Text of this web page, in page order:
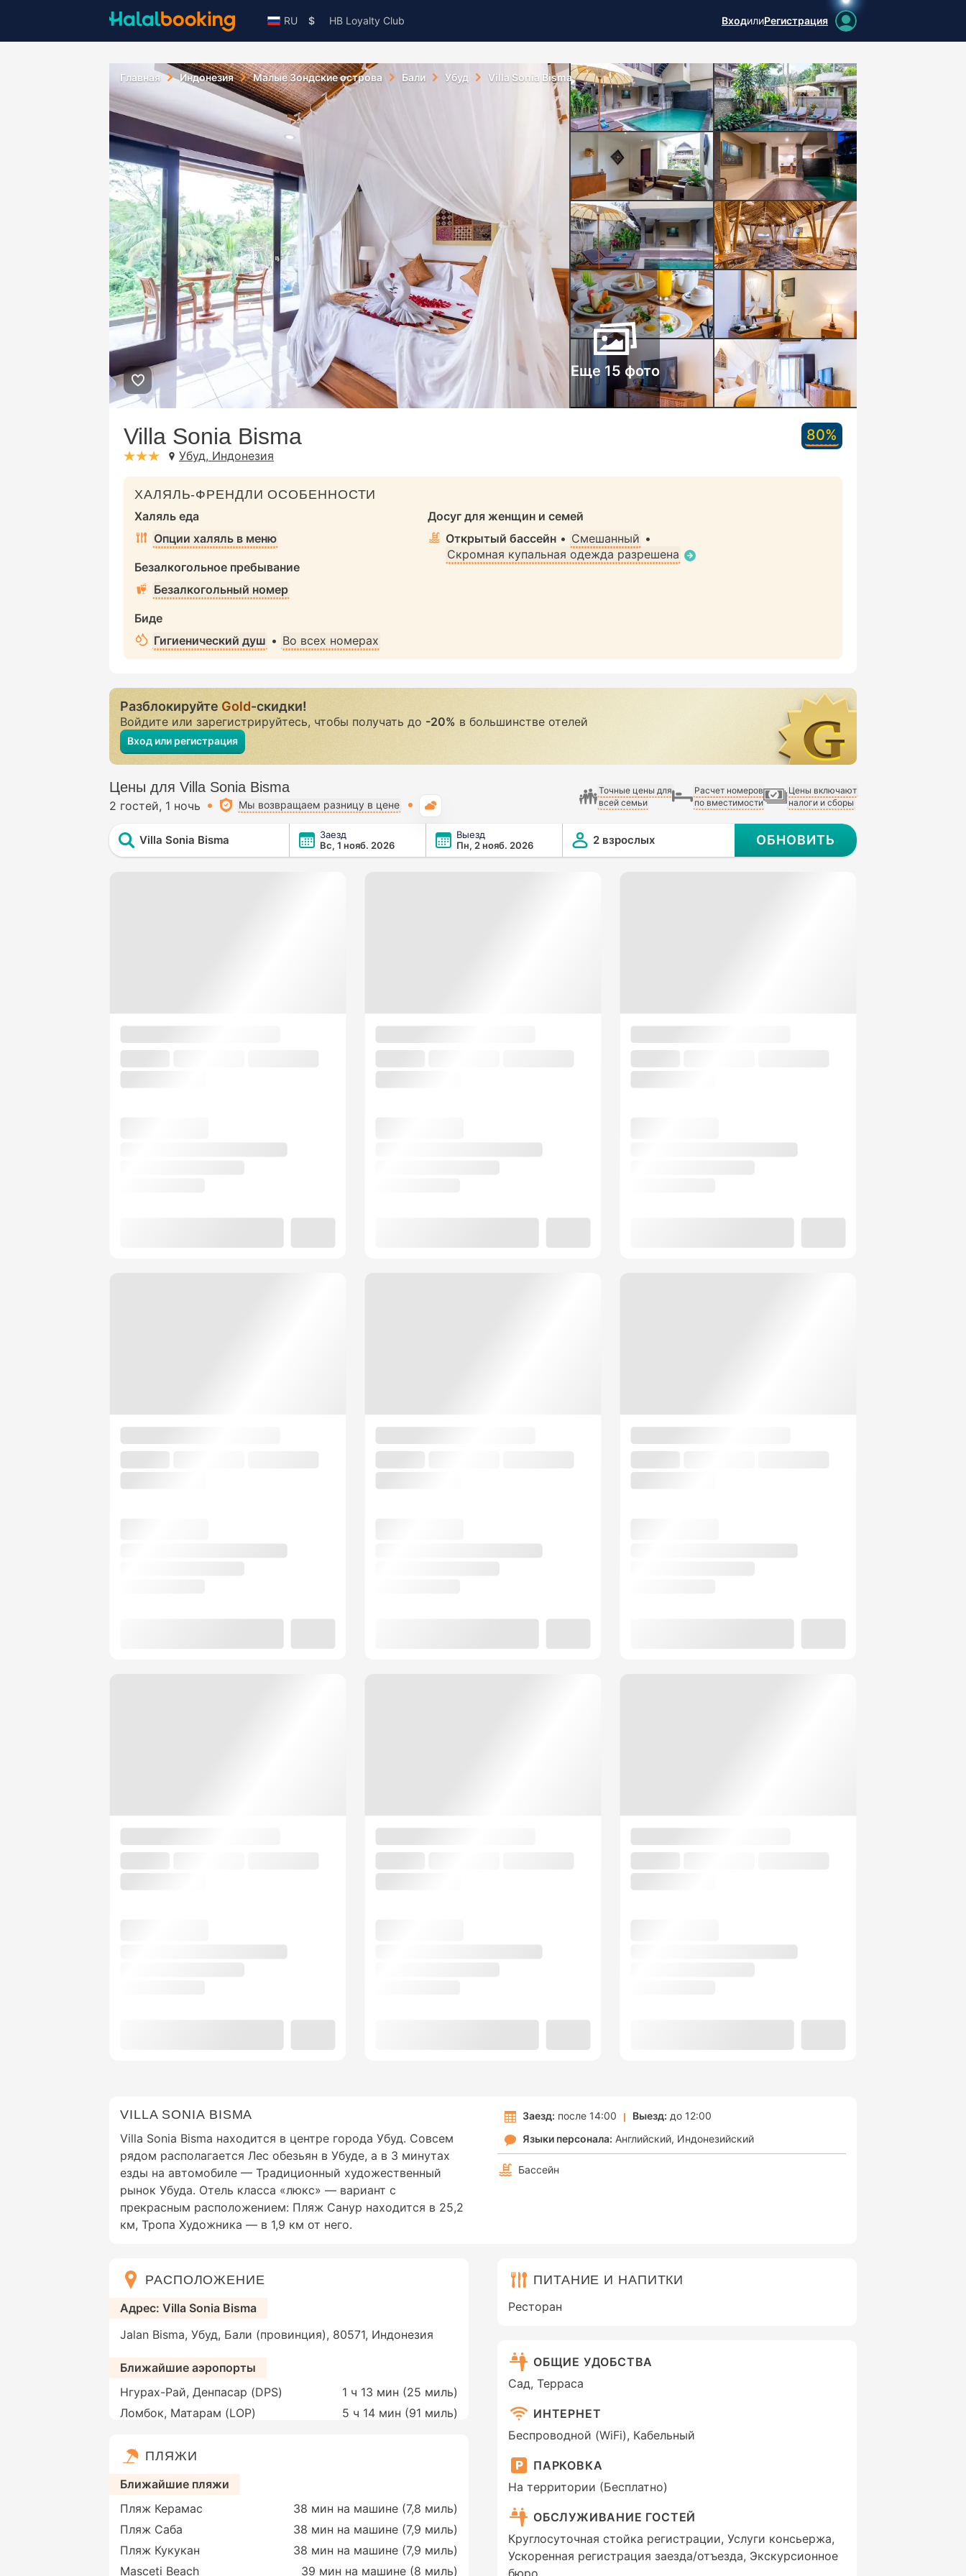
RU $ HB Loyalty Club ВходилиРегистрация
Главная Индонезия Малые Зондские острова Бали Убуд Villa Sonia Bisma
Еще 15 фото
Villa Sonia Bisma
stars: 3
Убуд, Индонезия
80%
ХАЛЯЛЬ-ФРЕНДЛИ ОСОБЕННОСТИ
Халяль еда
Опции халяль в меню
Безалкогольное пребывание
Безалкогольный номер
Биде
Гигиенический душ • Во всех номерах
Досуг для женщин и семей
Открытый бассейн • Смешанный •
Скромная купальная одежда разрешена
Разблокируйте Gold-скидки!
Войдите или зарегистрируйтесь, чтобы получать до-20%в большинстве отелей
Вход или регистрация
Цены для Villa Sonia Bisma
2 гостей 1 ночь Мы возвращаем разницу в цене
Точные цены для
всей семьи
Расчет номеров
по вместимости
Цены включают
налоги и сборы
Villa Sonia Bisma
Заезд
Вс, 1 нояб. 2026
Выезд
Пн, 2 нояб. 2026
2 взрослых ОБНОВИТЬ
VILLA SONIA BISMA
Villa Sonia Bisma находится в центре города Убуд. Совсем
рядом располагается Лес обезьян в Убуде, а в 3 минутах
езды на автомобиле — Традиционный художественный
рынок Убуда. Отель класса «люкс» — вариант с
прекрасным расположением: Пляж Санур находится в 25,2
км, Тропа Художника — в 1,9 км от него.
Заезд: после 14:00 Выезд: до 12:00
Языки персонала: Английский Индонезийский
Бассейн
РАСПОЛОЖЕНИЕ
Адрес: Villa Sonia Bisma
Jalan Bisma, Убуд, Бали (провинция), 80571, Индонезия
Ближайшие аэропорты
Нгурах-Рай, Денпасар (DPS)
1 ч 13 мин (25 миль)
Ломбок, Матарам (LOP)
5 ч 14 мин (91 миль)
ПЛЯЖИ
Ближайшие пляжи
Пляж Керамас
38 мин на машине (7,8 миль)
Пляж Саба
38 мин на машине (7,9 миль)
Пляж Кукукан
38 мин на машине (7,9 миль)
Masceti Beach
39 мин на машине (8 миль)
ПИТАНИЕ И НАПИТКИ
Ресторан
ОБЩИЕ УДОБСТВА
Сад, Терраса
ИНТЕРНЕТ
Беспроводной (WiFi), Кабельный
ПАРКОВКА
На территории (Бесплатно)
ОБСЛУЖИВАНИЕ ГОСТЕЙ
Круглосуточная стойка регистрации, Услуги консьержа,
Ускоренная регистрация заезда/отъезда, Экскурсионное